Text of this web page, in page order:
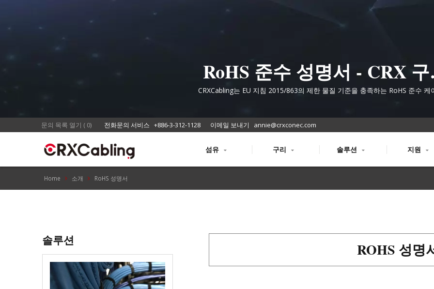
RoHS 준수 성명서 - CRX
화 케이블 솔루션
CRXCabling는 EU 지침 2015/863의 제한 물질 기준을 충족하는 RoHS 준수 케
문의 목록 열기 ( 0) 전화문의 서비스 +886-3-312-1128 이메일 보내기 annie@crxconec.com
섬유 구리 솔루션 지원
Home 소개 RoHS 성명서
솔루션 ROHS 성명